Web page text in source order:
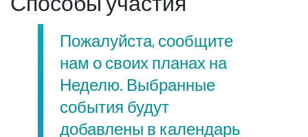
Пожалуйста, сообщите
нам о своих планах на
Неделю. Выбранные
события будут
добавлены в календарь